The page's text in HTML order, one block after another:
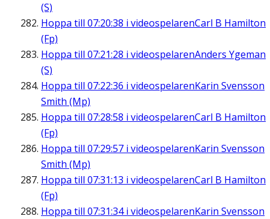
(S)
Hoppa till 07:20:38 i videospelarenCarl B Hamilton
(Fp)
Hoppa till 07:21:28 i videospelarenAnders Ygeman
(S)
Hoppa till 07:22:36 i videospelarenKarin Svensson
Smith (Mp)
Hoppa till 07:28:58 i videospelarenCarl B Hamilton
(Fp)
Hoppa till 07:29:57 i videospelarenKarin Svensson
Smith (Mp)
Hoppa till 07:31:13 i videospelarenCarl B Hamilton
(Fp)
Hoppa till 07:31:34i videospelarenKarin Svensson